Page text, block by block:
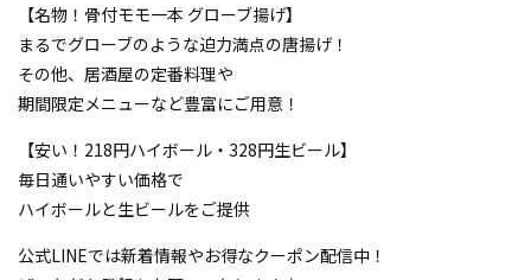
【名物！骨付モモ一本 グローブ揚げ】
まるでグローブのような迫力満点の唐揚げ！
その他、居酒屋の定番料理や
期間限定メニューなど豊富にご用意！
【安い！218円ハイボール・328円生ビール】
毎日通いやすい価格で
ハイボールと生ビールをご提供
公式LINEでは新着情報やお得なクーポン配信中！